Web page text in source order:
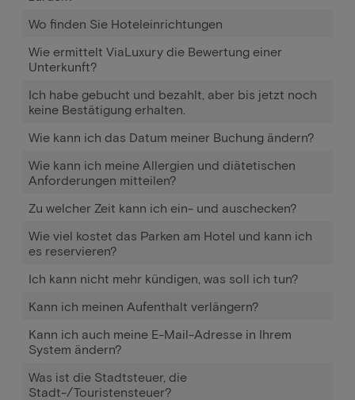
Wo finden Sie Hoteleinrichtungen
Wie ermittelt ViaLuxury die Bewertung einer
Unterkunft?
Ich habe gebucht und bezahlt, aber bis jetzt noch
keine Bestätigung erhalten.
Wie kann ich das Datum meiner Buchung ändern?
Wie kann ich meine Allergien und diätetischen
Anforderungen mitteilen?
Zu welcher Zeit kann ich ein- und auschecken?
Wie viel kostet das Parken am Hotel und kann ich
es reservieren?
Ich kann nicht mehr kündigen, was soll ich tun?
Kann ich meinen Aufenthalt verlängern?
Kann ich auch meine E-Mail-Adresse in Ihrem
System ändern?
Was ist die Stadtsteuer, die
Stadt-/Touristensteuer?